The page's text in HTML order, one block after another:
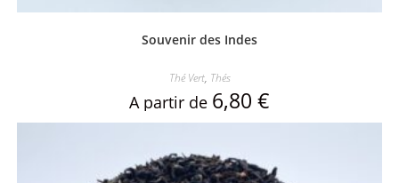
Souvenir des Indes
Thé Vert, Thés
A partir de 6,80 €